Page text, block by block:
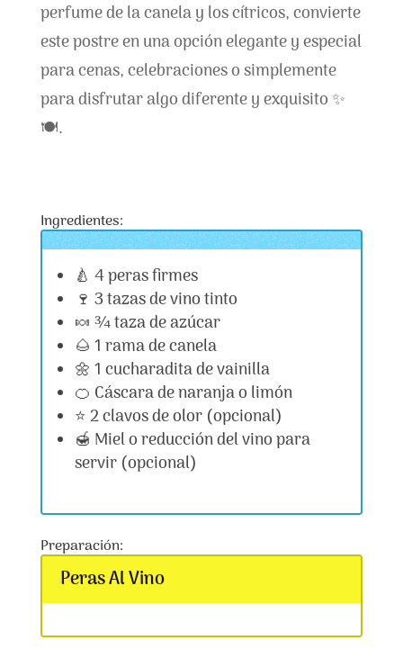
perfume de la canela y los cítricos, convierte
este postre en una opción elegante y especial
para cenas, celebraciones o simplemente
para disfrutar algo diferente y exquisito ✨
🍽️.
Ingredientes:
🍐 4 peras firmes
🍷 3 tazas de vino tinto
🍬 ¾ taza de azúcar
🌰 1 rama de canela
🌼 1 cucharadita de vainilla
🍊 Cáscara de naranja o limón
⭐ 2 clavos de olor (opcional)
🍯 Miel o reducción del vino para
servir (opcional)
Preparación:
Peras Al Vino